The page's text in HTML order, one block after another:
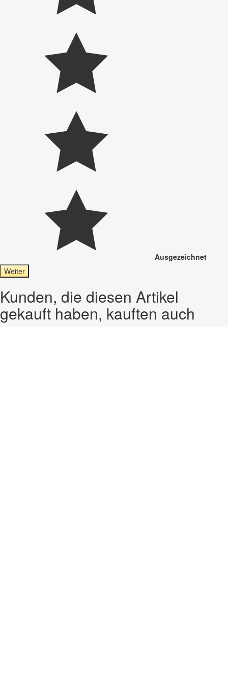
Ausgezeichnet
Weiter
Kunden, die diesen Artikel
gekauft haben, kauften auch